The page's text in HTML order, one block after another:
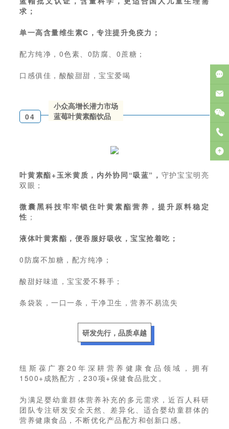
求；
单一高含量维生素C，专注提升免疫力；
配方纯净，0色素、0防腐、0蔗糖；
口感俱佳，酸酸甜甜，宝宝爱喝
04
小众高增长潜力市场
蓝莓叶黄素酯饮品
叶黄素酯+玉米黄质，内外协同“吸蓝”， 守护宝宝明亮
双眼；
微囊黑科技牢牢锁住叶黄素酯营养，提升原料稳定
性 ；
液体叶黄素酯，便吞服好吸收，宝宝抢着吃；
0防腐不加糖，配方纯净；
酸甜好味道，宝宝爱不释手；
条袋装，一口一条，干净卫生，营养不易流失
研发先行，品质卓越
纽斯葆广赛20年深耕营养健康食品领域，拥有
1500+成熟配方，230项+保健食品批文。
为满足婴幼童群体营养补充的多元需求，近百人科研
团队专注研发安全天然、差异化、适合婴幼童群体的
营养健康食品，不断优化产品配方和创新口感。